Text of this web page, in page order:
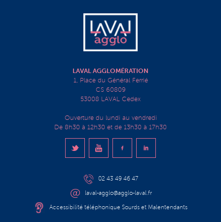
LAVAL AGGLOMÉRATION
1, Place du Général Ferrié
CS 60809
53008 LAVAL Cedex
Ouverture du lundi au vendredi
De 8h30 à 12h30 et de 13h30 à 17h30
02 43 49 46 47
laval-agglo@agglo-laval.fr
Accessibilité téléphonique Sourds et Malentendants